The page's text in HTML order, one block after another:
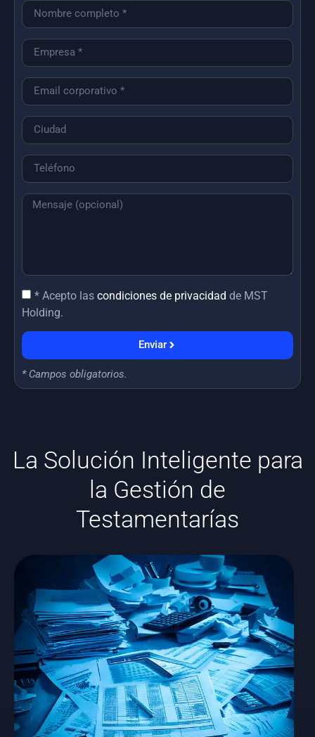
* Acepto las condiciones de privacidad de MST
Holding.
Enviar
* Campos obligatorios.
La Solución Inteligente para
la Gestión de
Testamentarías